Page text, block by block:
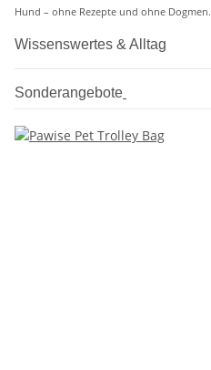
Hund – ohne Rezepte und ohne Dogmen.
Wissenswertes & Alltag
Sonderangebote